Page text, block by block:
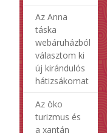
Az Anna
táska
webáruházból
választom ki
új kirándulós
hátizsákomat
Az öko
turizmus és
a xantán